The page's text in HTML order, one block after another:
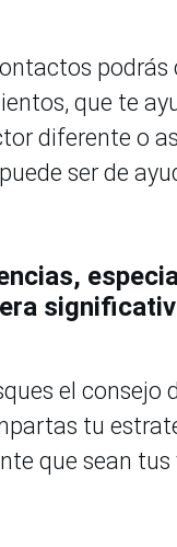
que te
diferente o
ser de
el
tu
que sean